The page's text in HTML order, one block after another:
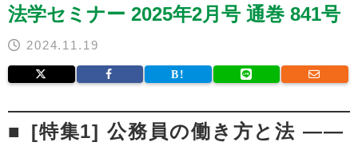
法学セミナー 2025年2月号 通巻 841号
2024.11.19
[特集1] 公務員の働き方と法 ——